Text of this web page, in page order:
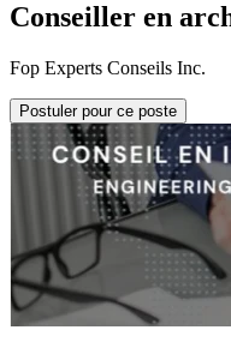
Conseiller en
Fop Experts Conseils Inc.
Postuler pour ce poste